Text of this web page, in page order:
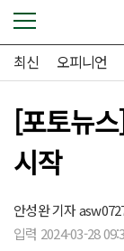
최신 오피니언
[포토뉴
시작
안성완 기자
입력 2024-03-28